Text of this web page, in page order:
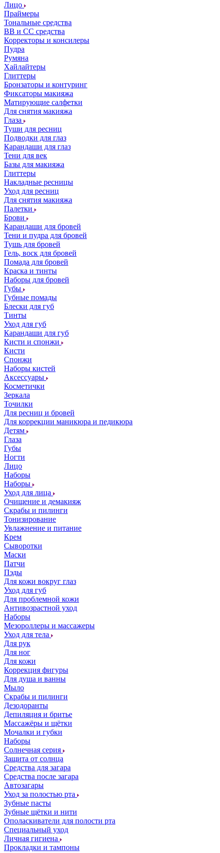
Лицо
Праймеры
Тональные средства
ВВ и СС средства
Корректоры и консилеры
Пудра
Румяна
Хайлайтеры
Глиттеры
Бронзаторы и контуринг
Фиксаторы макияжа
Матирующие салфетки
Для снятия макияжа
Глаза
Туши для ресниц
Подводки для глаз
Карандаши для глаз
Тени для век
Базы для макияжа
Глиттеры
Накладные ресницы
Уход для ресниц
Для снятия макияжа
Палетки
Брови
Карандаши для бровей
Тени и пудра для бровей
Тушь для бровей
Гель, воск для бровей
Помада для бровей
Краска и тинты
Наборы для бровей
Губы
Губные помады
Блески для губ
Тинты
Уход для губ
Карандаши для губ
Кисти и спонжи
Кисти
Спонжи
Наборы кистей
Аксессуары
Косметички
Зеркала
Точилки
Для ресниц и бровей
Для коррекции маникюра и педикюра
Детям
Глаза
Губы
Ногти
Лицо
Наборы
Наборы
Уход для лица
Очищение и демакияж
Скрабы и пилинги
Тонизирование
Увлажнение и питание
Крем
Сыворотки
Маски
Патчи
Пэды
Для кожи вокруг глаз
Уход для губ
Для проблемной кожи
Антивозрастной уход
Наборы
Мезороллеры и массажеры
Уход для тела
Для рук
Для ног
Для кожи
Коррекция фигуры
Для душа и ванны
Мыло
Скрабы и пилинги
Дезодоранты
Депиляция и бритье
Массажёры и щётки
Мочалки и губки
Наборы
Солнечная серия
Защита от солнца
Средства для загара
Средства после загара
Автозагары
Уход за полостью рта
Зубные пасты
Зубные щётки и нити
Ополаскиватели для полости рта
Специальный уход
Личная гигиена
Прокладки и тампоны